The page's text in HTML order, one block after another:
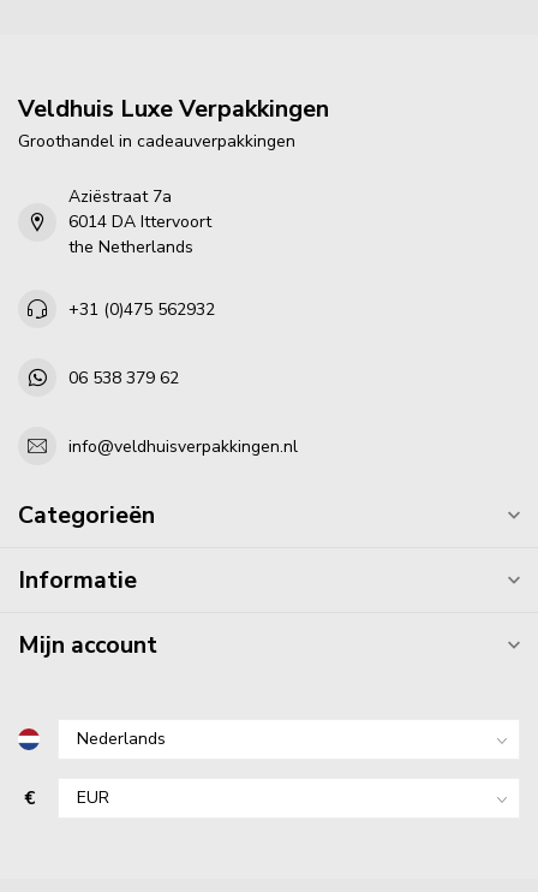
Veldhuis Luxe Verpakkingen
Groothandel in cadeauverpakkingen
Aziëstraat 7a
6014 DA Ittervoort
the Netherlands
+31 (0)475 562932
06 538 379 62
info@veldhuisverpakkingen.nl
Categorieën
Informatie
Mijn account
€